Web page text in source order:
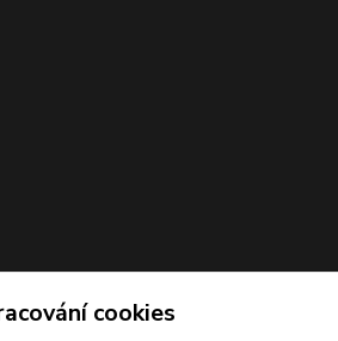
538 008cookies